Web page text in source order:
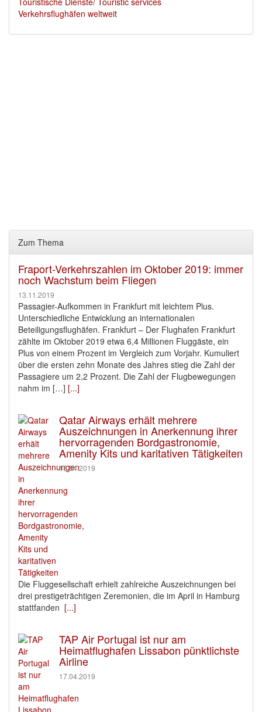
Verkehrsflughäfen weltweit
Zum Thema
Fraport-Verkehrszahlen im Oktober 2019: immer
noch Wachstum beim Fliegen
13.11.2019
Passagier-Aufkommen in Frankfurt mit leichtem Plus.
Unterschiedliche Entwicklung an internationalen
Beteiligungsflughäfen. Frankfurt – Der Flughafen Frankfurt
zählte im Oktober 2019 etwa 6,4 Millionen Fluggäste, ein
Plus von einem Prozent im Vergleich zum Vorjahr. Kumuliert
über die ersten zehn Monate des Jahres stieg die Zahl der
Passagiere um 2,2 Prozent. Die Zahl der Flugbewegungen
nahm im […] [...]
Qatar Airways erhält mehrere
Auszeichnungen in Anerkennung ihrer
hervorragenden Bordgastronomie,
Amenity Kits und karitativen Tätigkeiten
18.04.2019
Die Fluggesellschaft erhielt zahlreiche Auszeichnungen bei
drei prestigeträchtigen Zeremonien, die im April in Hamburg
stattfanden [...]
TAP Air Portugal ist nur am
Heimatflughafen Lissabon pünktlichste
Airline
17.04.2019